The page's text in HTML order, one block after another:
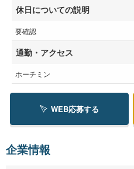
休日についての説明
要確認
通勤・アクセス
ホーチミン
WEB応募する
企業情報